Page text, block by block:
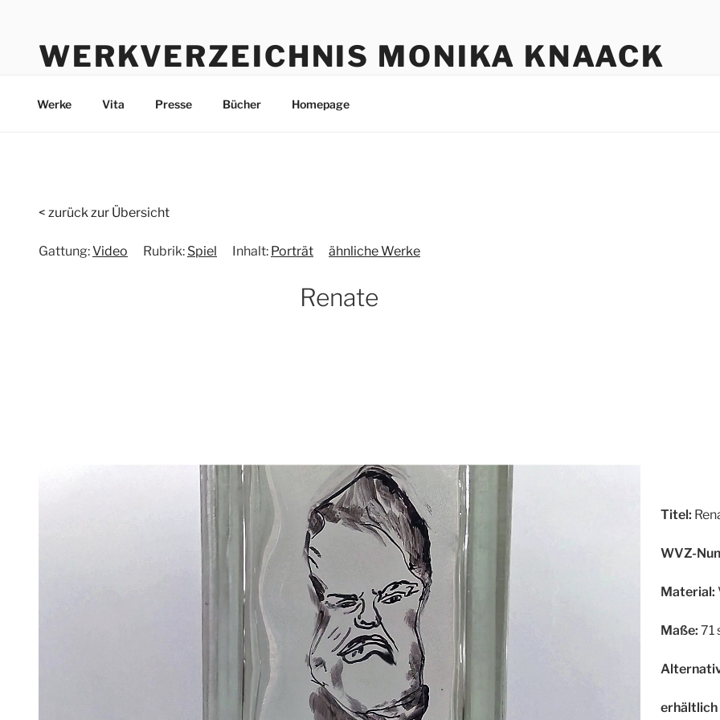
springenWERKVERZEICHNIS MONIKA KNAACK
Werke Vita Presse Bücher Homepage
< zurück zur Übersicht
Gattung:Video Rubrik: Spiel Inhalt: Porträt ähnliche Werke
Renate
Titel:
WVZ-
Material:
Maße: 71
erhältlich